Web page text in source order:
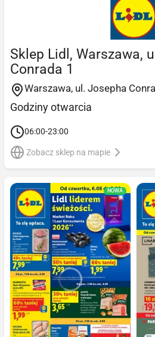
Sklep Lidl, Warszawa,
Conrada 1
Warszawa, ul. Josepha
Godziny otwarcia
06:00-23:00
Zobacz sklep na mapie
NOWA